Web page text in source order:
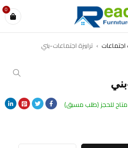
0
اجتماعات › ترابيزة اجتماعات-بني
متاح للحجز (طلب مسبق)